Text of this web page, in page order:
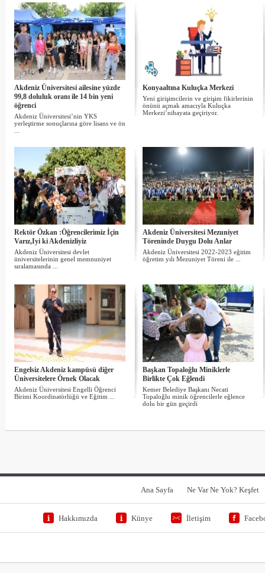
Akdeniz Üniversitesi ailesine yüzde
99,8 doluluk oranı ile 14 bin yeni
öğrenci
Akdeniz Üniversitesi’nin YKS
yerleştirme sonuçlarına göre lisans ve ön
Konyaaltına Kuluçka Merkezi
Yeni girişimcilerin ve girişim fikirlerinin
önünü açmak amacıyla Kuluçka
Merkezi’nihayata geçiriyor.
Rektör Özkan :Öğrencilerimiz İçin
Varız,Iyi ki Akdenizliyiz
Akdeniz Üniversitesi devlet
üniversitelerinin genel memnuniyet
sıralamasında ...
Akdeniz Üniversitesi Mezuniyet
Töreninde Duygu Dolu Anlar
Akdeniz Üniversitesi 2022-2023 eğitim
öğretim yılı Mezuniyet Töreni ile ...
Engelsiz Akdeniz kampüsü diğer
Üniversitelere Örnek Olacak
Akdeniz Üniversitesi Engelli Öğrenci
Birimi Koordinatörlüğü ve Eğitim ...
Başkan Topaloğlu Miniklerle
Birlikte Çok Eğlendi
Kemer Belediye Başkanı Necati
Topaloğlu minik öğrencilerle eğlence
dolu bir gün geçirdi
Ana Sayfa Ne Var Ne Yok? Keşfet
Hakkımızda Künye İletişim